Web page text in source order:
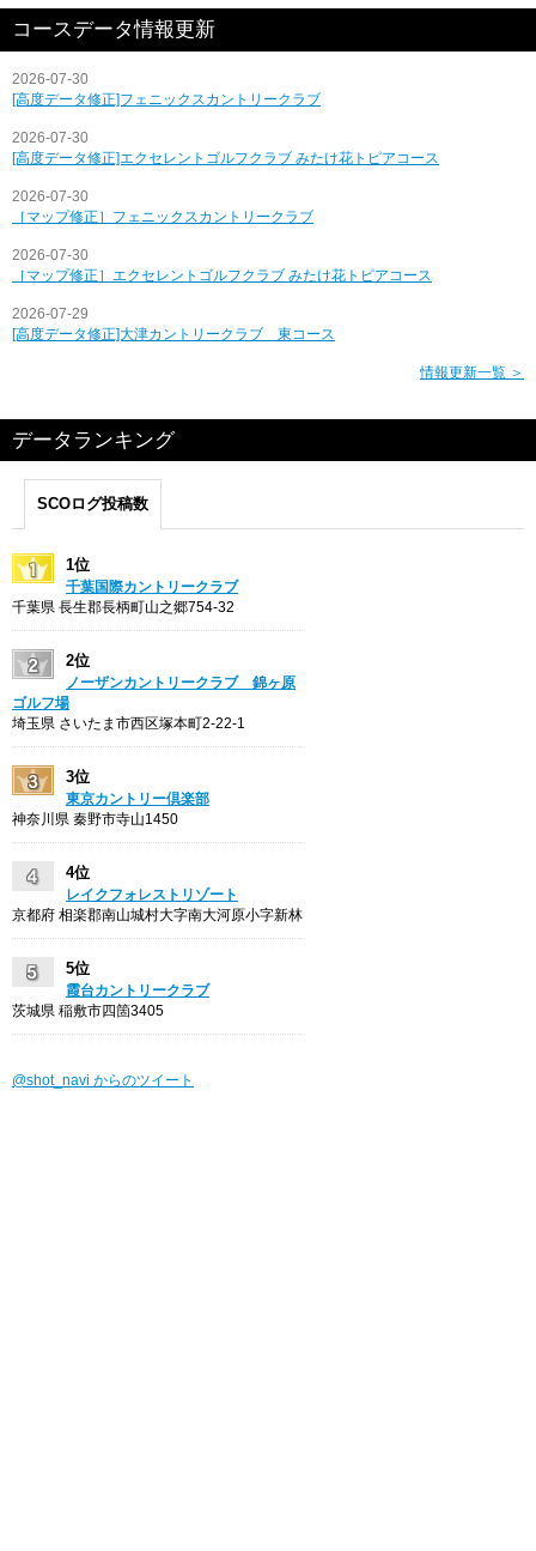
コースデータ情報更新
2026-07-30
[高度データ修正]フェニックスカントリークラブ
2026-07-30
[高度データ修正]エクセレントゴルフクラブ みたけ花トピアコース
2026-07-30
［マップ修正］フェニックスカントリークラブ
2026-07-30
［マップ修正］エクセレントゴルフクラブ みたけ花トピアコース
2026-07-29
[高度データ修正]大津カントリークラブ 東コース
情報更新一覧 ＞
データランキング
SCOログ投稿数
1位
千葉国際カントリークラブ
千葉県 長生郡長柄町山之郷754-32
2位
ノーザンカントリークラブ 錦ヶ原
ゴルフ場
埼玉県 さいたま市西区塚本町2-22-1
3位
東京カントリー倶楽部
神奈川県 秦野市寺山1450
4位
レイクフォレストリゾート
京都府 相楽郡南山城村大字南大河原小字新林
5位
霞台カントリークラブ
茨城県 稲敷市四箇3405
@shot_navi からのツイート